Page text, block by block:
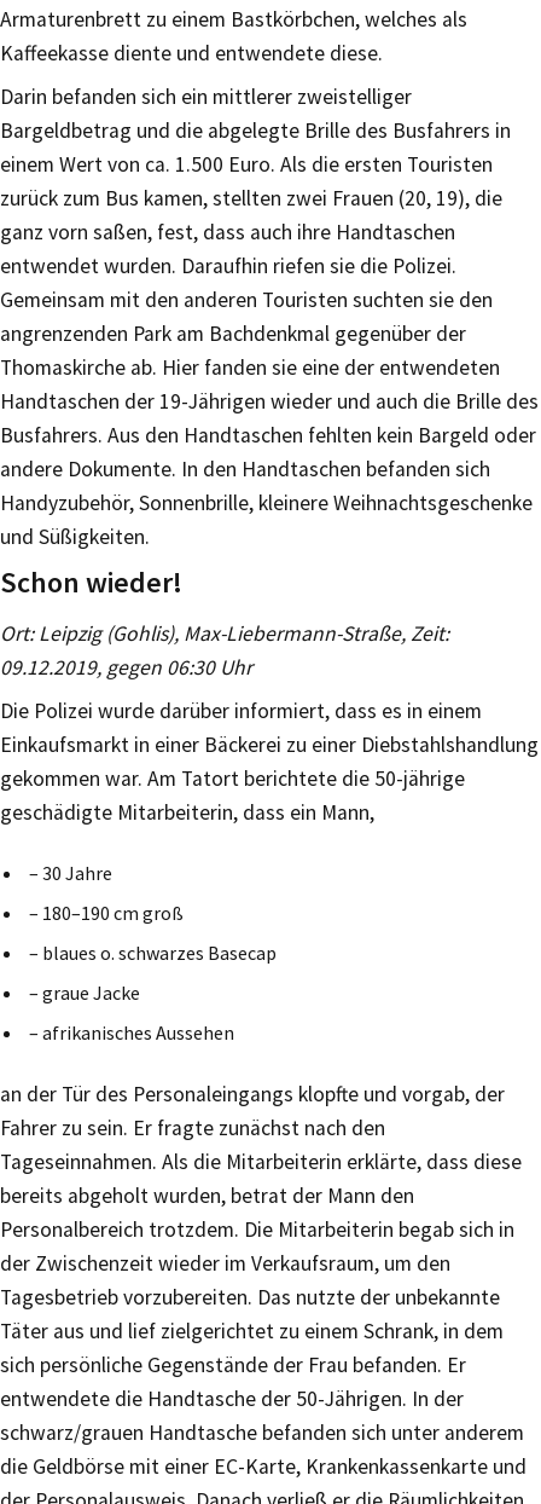
Armaturenbrett zu einem Bastkörbchen, welches als
Kaffeekasse diente und entwendete diese.
Darin befanden sich ein mittlerer zweistelliger
Bargeldbetrag und die abgelegte Brille des Busfahrers in
einem Wert von ca. 1.500 Euro. Als die ersten Touristen
zurück zum Bus kamen, stellten zwei Frauen (20, 19), die
ganz vorn saßen, fest, dass auch ihre Handtaschen
entwendet wurden. Daraufhin riefen sie die Polizei.
Gemeinsam mit den anderen Touristen suchten sie den
angrenzenden Park am Bachdenkmal gegenüber der
Thomaskirche ab. Hier fanden sie eine der entwendeten
Handtaschen der 19-Jährigen wieder und auch die Brille des
Busfahrers. Aus den Handtaschen fehlten kein Bargeld oder
andere Dokumente. In den Handtaschen befanden sich
Handyzubehör, Sonnenbrille, kleinere Weihnachtsgeschenke
und Süßigkeiten.
Schon wieder!
Ort: Leipzig (Gohlis), Max-Liebermann-Straße, Zeit:
09.12.2019, gegen 06:30 Uhr
Die Polizei wurde darüber informiert, dass es in einem
Einkaufsmarkt in einer Bäckerei zu einer Diebstahlshandlung
gekommen war. Am Tatort berichtete die 50-jährige
geschädigte Mitarbeiterin, dass ein Mann,
– 30 Jahre
– 180–190 cm groß
– blaues o. schwarzes Basecap
– graue Jacke
– afrikanisches Aussehen
an der Tür des Personaleingangs klopfte und vorgab, der
Fahrer zu sein. Er fragte zunächst nach den
Tageseinnahmen. Als die Mitarbeiterin erklärte, dass diese
bereits abgeholt wurden, betrat der Mann den
Personalbereich trotzdem. Die Mitarbeiterin begab sich in
der Zwischenzeit wieder im Verkaufsraum, um den
Tagesbetrieb vorzubereiten. Das nutzte der unbekannte
Täter aus und lief zielgerichtet zu einem Schrank, in dem
sich persönliche Gegenstände der Frau befanden. Er
entwendete die Handtasche der 50-Jährigen. In der
schwarz/grauen Handtasche befanden sich unter anderem
die Geldbörse mit einer EC-Karte, Krankenkassenkarte und